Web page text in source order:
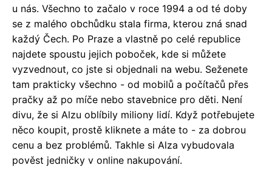
u nás. Všechno to začalo v roce 1994 a od té doby
se z malého obchůdku stala firma, kterou zná snad
každý Čech. Po Praze a vlastně po celé republice
najdete spoustu jejich poboček, kde si můžete
vyzvednout, co jste si objednali na webu. Seženete
tam prakticky všechno - od mobilů a počítačů přes
pračky až po míče nebo stavebnice pro děti. Není
divu, že si Alzu oblíbily miliony lidí. Když potřebujete
něco koupit, prostě kliknete a máte to - za dobrou
cenu a bez problémů. Takhle si Alza vybudovala
pověst jedničky v online nakupování.